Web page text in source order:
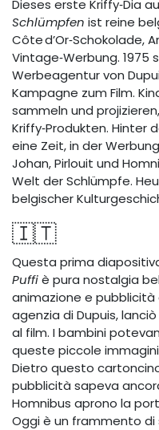
Dieses erste Kriffy‑Dia
Schlümpfen ist reine
Côte d’Or‑Schokolade,
Vintage‑Werbung.
Werbeagentur von
Kampagne zum Film.
sammeln und
Kriffy‑Produkten. Hinter
eine Zeit, in der
Johan, Pirlouit und
Welt der Schlümpfe.
belgischer
🇮🇹
Questa prima
Puffiè pura nostalgia
animazione e pubblicità
agenzia di Dupuis,
al film. I bambini
queste piccole
Dietro questo
pubblicità sapeva
Homnibus aprono la
Oggi è un frammento